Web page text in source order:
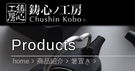
Products
home 商品紹介 箸置き